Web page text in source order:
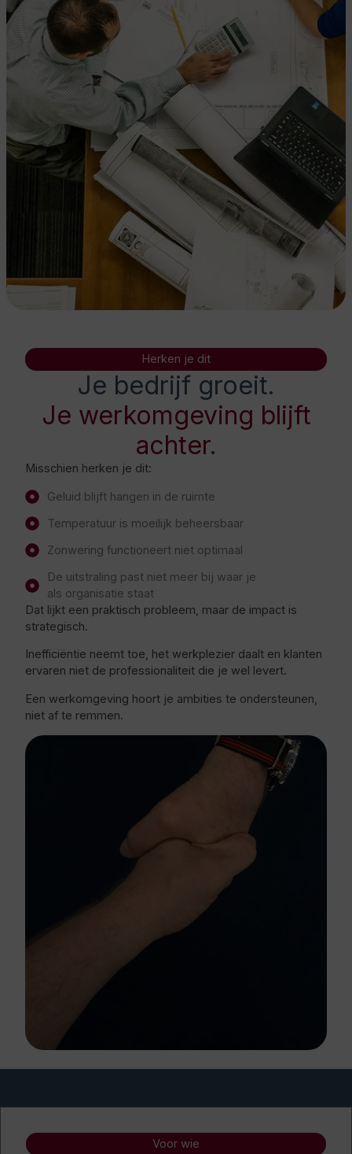
Herken je dit
Je bedrijf groeit.
Je werkomgeving blijft
achter.
Misschien herken je dit:
Geluid blijft hangen in de ruimte
Temperatuur is moeilijk beheersbaar
Zonwering functioneert niet optimaal
De uitstraling past niet meer bij waar je
als organisatie staat
Dat lijkt een praktisch probleem, maar de impact is
strategisch.
Inefficiëntie neemt toe, het werkplezier daalt en klanten
ervaren niet de professionaliteit die je wel levert.
Een werkomgeving hoort je ambities te ondersteunen,
niet af te remmen.
Voor wie